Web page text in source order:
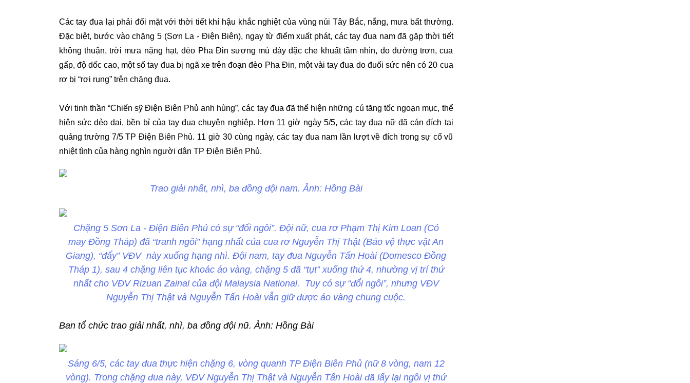
Các tay đua lại phải đối mặt với thời tiết khí hậu khắc nghiệt của vùng núi Tây Bắc, nắng, mưa bất thường.
Đặc biệt, bước vào chặng 5 (Sơn La - Điện Biên), ngay từ điểm xuất phát, các tay đua nam đã gặp thời tiết
không thuận, trời mưa nặng hạt, đèo Pha Đin sương mù dày đặc che khuất tầm nhìn, do đường trơn, cua
gấp, độ dốc cao, một số tay đua bị ngã xe trên đoạn đèo Pha Đin, một vài tay đua do đuối sức nên có 20 cua
rơ bị “rơi rụng” trên chặng đua.
Với tinh thần “Chiến sỹ Điện Biên Phủ anh hùng”, các tay đua đã thể hiện những cú tăng tốc ngoạn mục, thể
hiện sức dẻo dai, bền bỉ của tay đua chuyên nghiệp. Hơn 11 giờ ngày 5/5, các tay đua nữ đã cán đích tại
quảng trường 7/5 TP Điện Biên Phủ. 11 giờ 30 cùng ngày, các tay đua nam lần lượt về đích trong sự cổ vũ
nhiệt tình của hàng nghìn người dân TP Điện Biên Phủ.
Trao giải nhất, nhì, ba đồng đội nam. Ảnh: Hồng Bài
Chặng 5 Sơn La - Điện Biên Phủ có sự “đổi ngôi”. Đội nữ, cua rơ Phạm Thị Kim Loan (Cỏ
may Đồng Tháp) đã “tranh ngôi” hạng nhất của cua rơ Nguyễn Thị Thật (Bảo vệ thực vật An
Giang), “đẩy” VĐV này xuống hạng nhì. Đội nam, tay đua Nguyễn Tấn Hoài (Domesco Đồng
Tháp 1), sau 4 chặng liên tục khoác áo vàng, chặng 5 đã “tụt” xuống thứ 4, nhường vị trí thứ
nhất cho VĐV Rizuan Zainal của đội Malaysia National. Tuy có sự “đổi ngôi”, nhưng VĐV
Nguyễn Thị Thật và Nguyễn Tấn Hoài vẫn giữ được áo vàng chung cuộc.
Ban tổ chức trao giải nhất, nhì, ba đồng đội nữ. Ảnh: Hồng Bài
Sáng 6/5, các tay đua thực hiện chặng 6, vòng quanh TP Điện Biên Phủ (nữ 8 vòng, nam 12
vòng). Trong chặng đua này, VĐV Nguyễn Thị Thật và Nguyễn Tấn Hoài đã lấy lại ngôi vị thứ